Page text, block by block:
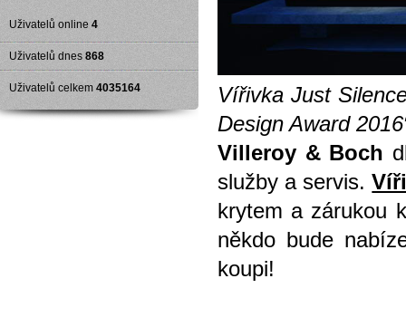
Vířivka Just
Design Award
Villeroy & Boch
služby a servis.
krytem a zárukou
někdo bude
koupi!
Uživatelů online 4
Uživatelů dnes 868
Uživatelů celkem 4035164